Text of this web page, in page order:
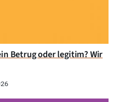
Betrug oder legitim? Wir